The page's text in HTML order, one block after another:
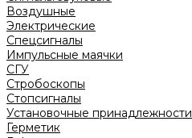
Воздушные
Электрические
Спецсигналы
Импульсные маячки
СГУ
Стробоскопы
Стопсигналы
Установочные принадлежности
Герметик